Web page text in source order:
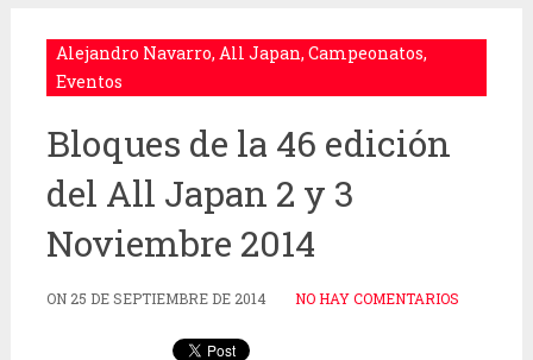
Alejandro Navarro, All Japan, Campeonatos,
Eventos
Bloques de la 46 edición
del All Japan 2 y 3
Noviembre 2014
ON 25 DE SEPTIEMBRE DE 2014 NO HAY COMENTARIOS